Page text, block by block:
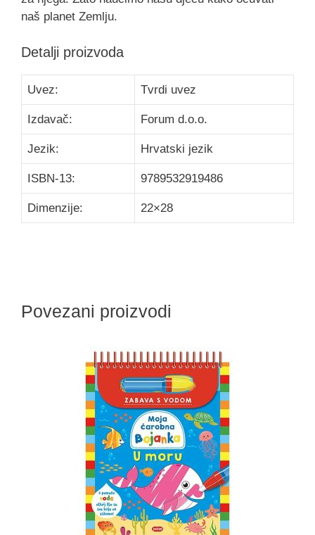
naš planet Zemlju.
Detalji proizvoda
Uvez: Tvrdi uvez
Izdavač: Forum d.o.o.
Jezik: Hrvatski jezik
ISBN-13: 9789532919486
Dimenzije: 22×28
Povezani proizvodi